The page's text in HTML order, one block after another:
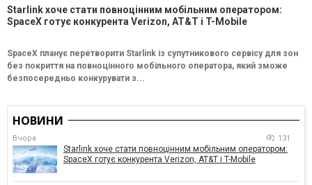
Starlink хоче стати повноцінним мобільним оператором:
SpaceX готує конкурента Verizon, AT&T і T-Mobile
SpaceX планує перетворити Starlink із супутникового сервісу для зон
без покриття на повноцінного мобільного оператора, який зможе
безпосередньо конкурувати з...
НОВИНИ
Вчора 131
Starlink хоче стати повноцінним мобільним оператором:
SpaceX готує конкурента Verizon, AT&T і T-Mobile